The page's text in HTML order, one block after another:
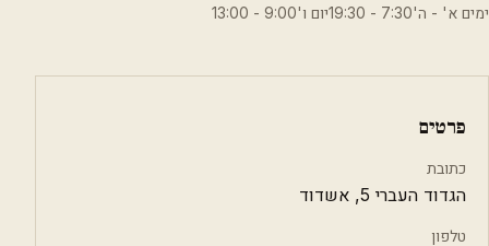
ימים א' - ה'7:30 - 19:30יום ו'9:00 - 13:00
פרטים
כתובת
הגדוד העברי 5, אשדוד
טלפון